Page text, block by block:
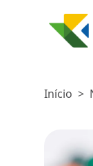
Início >